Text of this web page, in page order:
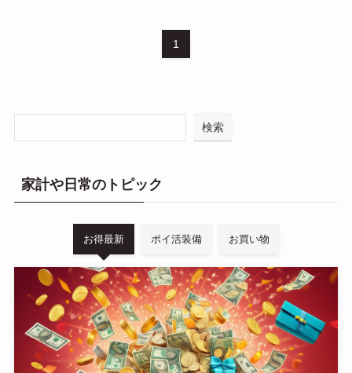
1
検索
家計や日常のトピック
お得最新 ポイ活装備 お買い物